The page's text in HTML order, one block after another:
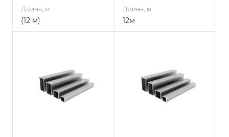
Длина, м
(12 м)
Длина, м
12м